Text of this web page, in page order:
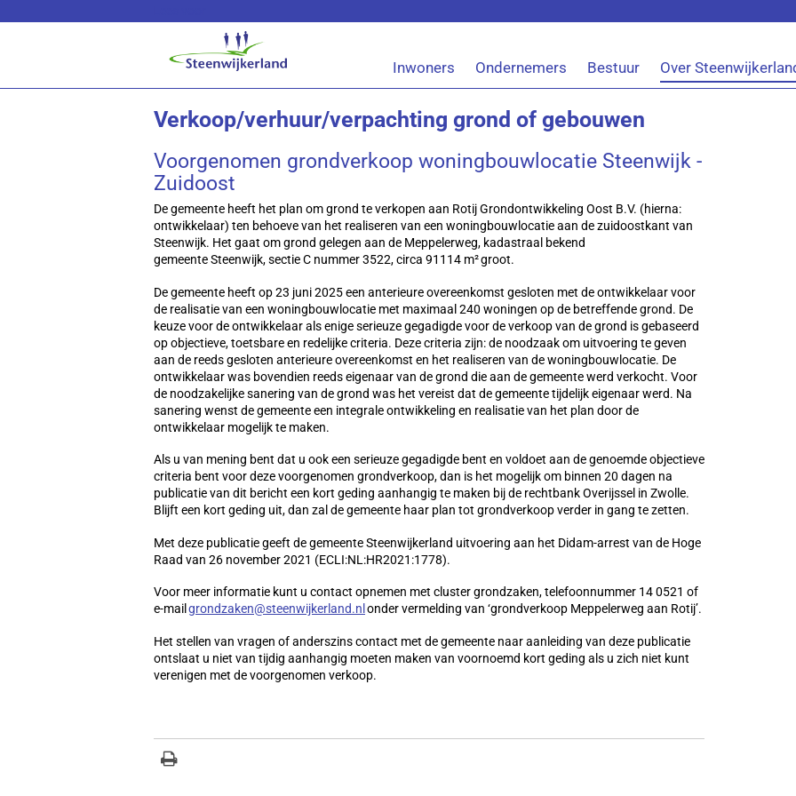
Inwoners Ondernemers Bestuur Over
Verkoop/verhuur/verpachting grond of gebouwen
Voorgenomen grondverkoop woningbouwlocatie Steenwijk -
Zuidoost
De gemeente heeft het plan om grond te verkopen aan Rotij Grondontwikkeling Oost B.V. (hierna:
ontwikkelaar) ten behoeve van het realiseren van een woningbouwlocatie aan de zuidoostkant van
Steenwijk. Het gaat om grond gelegen aan de Meppelerweg, kadastraal bekend
gemeente Steenwijk, sectie C nummer 3522, circa 91114 m² groot.
De gemeente heeft op 23 juni 2025 een anterieure overeenkomst gesloten met de ontwikkelaar voor
de realisatie van een woningbouwlocatie met maximaal 240 woningen op de betreffende grond. De
keuze voor de ontwikkelaar als enige serieuze gegadigde voor de verkoop van de grond is gebaseerd
op objectieve, toetsbare en redelijke criteria. Deze criteria zijn: de noodzaak om uitvoering te geven
aan de reeds gesloten anterieure overeenkomst en het realiseren van de woningbouwlocatie. De
ontwikkelaar was bovendien reeds eigenaar van de grond die aan de gemeente werd verkocht. Voor
de noodzakelijke sanering van de grond was het vereist dat de gemeente tijdelijk eigenaar werd. Na
sanering wenst de gemeente een integrale ontwikkeling en realisatie van het plan door de
ontwikkelaar mogelijk te maken.
Als u van mening bent dat u ook een serieuze gegadigde bent en voldoet aan de genoemde objectieve
criteria bent voor deze voorgenomen grondverkoop, dan is het mogelijk om binnen 20 dagen na
publicatie van dit bericht een kort geding aanhangig te maken bij de rechtbank Overijssel in Zwolle.
Blijft een kort geding uit, dan zal de gemeente haar plan tot grondverkoop verder in gang te zetten.
Met deze publicatie geeft de gemeente Steenwijkerland uitvoering aan het Didam-arrest van de Hoge
Raad van 26 november 2021 (ECLI:NL:HR2021:1778).
Voor meer informatie kunt u contact opnemen met cluster grondzaken, telefoonnummer 14 0521 of
e-mail grondzaken@steenwijkerland.nl onder vermelding van ‘grondverkoop Meppelerweg aan Rotij’.
Het stellen van vragen of anderszins contact met de gemeente naar aanleiding van deze publicatie
ontslaat u niet van tijdig aanhangig moeten maken van voornoemd kort geding als u zich niet kunt
verenigen met de voorgenomen verkoop.